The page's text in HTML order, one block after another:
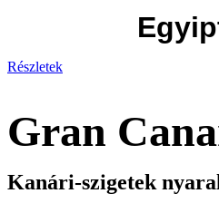
Részletek
Gran
Kanári-szigetek